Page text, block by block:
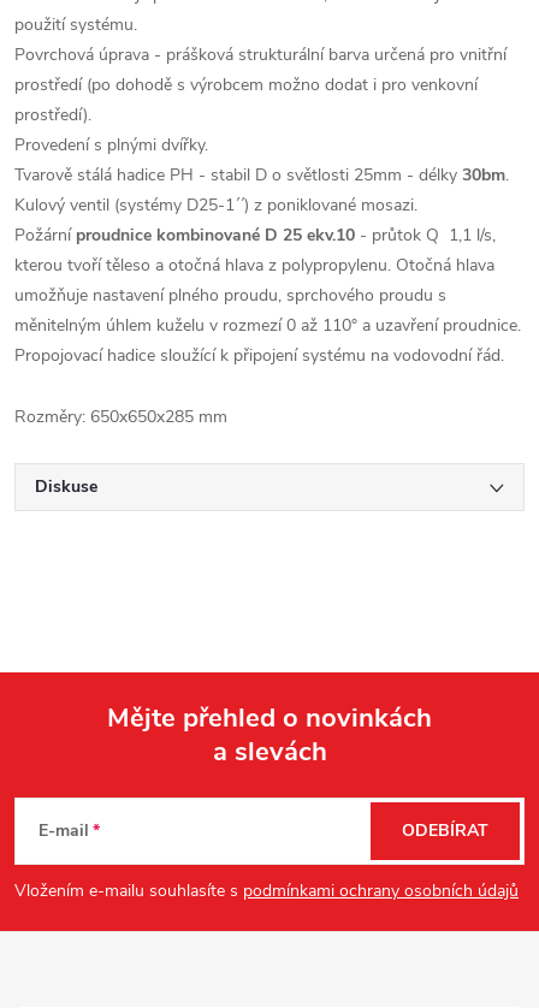
použití systému.
Povrchová úprava - prášková strukturální barva určená pro vnitřní
prostředí (po dohodě s výrobcem možno dodat i pro venkovní
prostředí).
Provedení s plnými dvířky.
Tvarově stálá hadice PH - stabil D o světlosti 25mm - délky 30bm.
Kulový ventil (systémy D25-1´´) z poniklované mosazi.
Požární proudnice kombinované D 25 ekv.10 - průtok Q 1,1 l/s,
kterou tvoří těleso a otočná hlava z polypropylenu. Otočná hlava
umožňuje nastavení plného proudu, sprchového proudu s
měnitelným úhlem kuželu v rozmezí 0 až 110° a uzavření proudnice.
Propojovací hadice sloužící k připojení systému na vodovodní řád.
Rozměry: 650x650x285 mm
Diskuse
p
a
Mějte přehled o novinkách
a slevách
E-mail
Vložením e-mailu souhlasíte s podmínkami ochrany osobních údajů
ODEBÍRAT